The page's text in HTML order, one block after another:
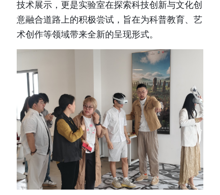
技术展示，更是实验室在探索科技创新与文化创
意融合道路上的积极尝试，旨在为科普教育、艺
术创作等领域带来全新的呈现形式。